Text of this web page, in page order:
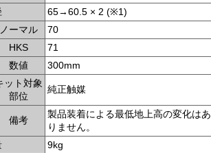
65→60.5 × 2 (※1)
ノーマル
70
HKS
71
数値
300mm
ット対象
部位
純正触媒
備考
製品装着による最低地上高の変化はあ
りません。
9kg